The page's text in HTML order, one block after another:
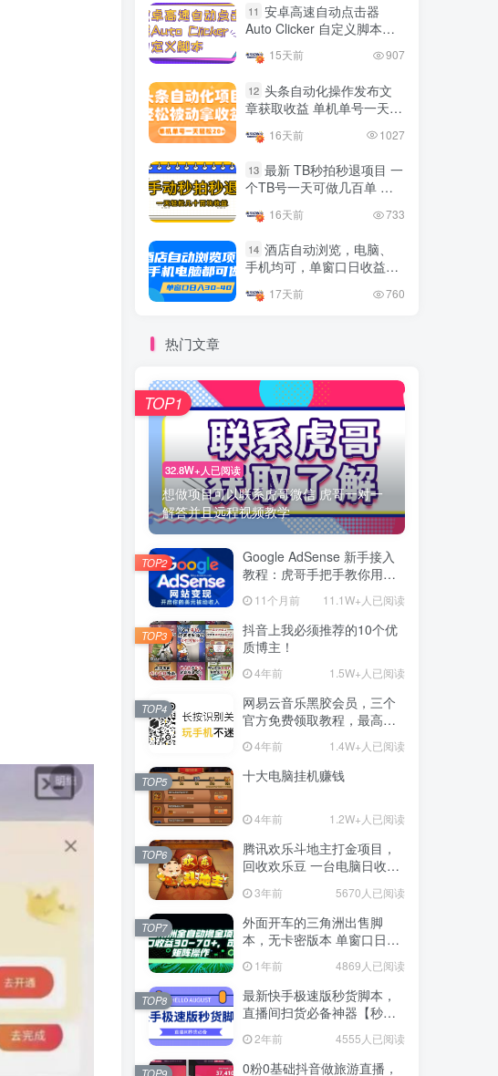
11 安卓高速自动点击器
Auto Clicker 自定义脚本、
工具15天前 907
12 头条自动化操作发布文
章获取收益 单机单号一天下
16天前 1027
13 最新 TB秒拍秒退项目 一
个TB号一天可做几百单 单
16天前 733
14 酒店自动浏览，电脑、
手机均可，单窗口日收益30
17天前 760
热门文章
32.8W+人已阅读
想做项目可以联系虎哥微信 虎哥一对一
解答并且远程视频教学
TOP1
Google AdSense 新手接入
教程：虎哥手把手教你用网
站赚取美元收入
11个月前 11.1W+人已阅读
TOP2
抖音上我必须推荐的10个优
质博主！
4年前 1.5W+人已阅读
TOP3
网易云音乐黑胶会员，三个
官方免费领取教程，最高可
领1年
4年前 1.4W+人已阅读
TOP4
十大电脑挂机赚钱
4年前 1.2W+人已阅读
TOP5
腾讯欢乐斗地主打金项目，
回收欢乐豆 一台电脑日收益
3年前 5670人已阅读
TOP6
外面开车的三角洲出售脚
本，无卡密版本 单窗口日收
1年前 4869人已阅读
TOP7
最新快手极速版秒货脚本，
直播间扫货必备神器【秒货
2年前 4555人已阅读
TOP8
0粉0基础抖音做旅游直播，